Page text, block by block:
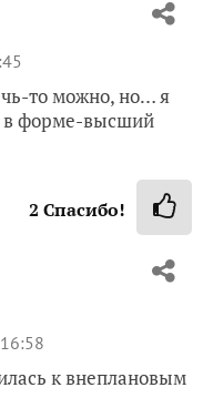
то можно, но… я
в форме-высший
2 Спасибо!
к внеплановым